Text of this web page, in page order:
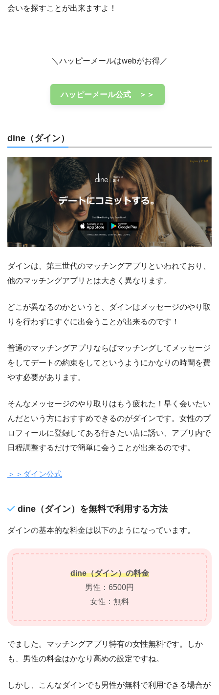
会いを探すことが出来ますよ！
＼ハッピーメールはwebがお得／
ハッピーメール公式 ＞＞
dine（ダイン）
ダインは、第三世代のマッチングアプリといわれており、
他のマッチングアプリとは大きく異なります。
どこが異なるのかというと、ダインはメッセージのやり取
りを行わずにすぐに出会うことが出来るのです！
普通のマッチングアプリならばマッチングしてメッセージ
をしてデートの約束をしてというようにかなりの時間を費
やす必要があります。
そんなメッセージのやり取りはもう疲れた！早く会いたい
んだという方におすすめできるのがダインです。女性のプ
ロフィールに登録してある行きたい店に誘い、アプリ内で
日程調整するだけで簡単に会うことが出来るのです。
＞＞ダイン公式
dine（ダイン）を無料で利用する方法
ダインの基本的な料金は以下のようになっています。
dine（ダイン）の料金
男性：6500円
女性：無料
でました。マッチングアプリ特有の女性無料です。しか
も、男性の料金はかなり高めの設定ですね。
しかし、こんなダインでも男性が無料で利用できる場合が